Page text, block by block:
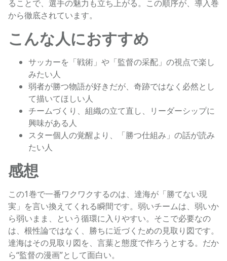
ることで、選手の魅力も立ち上がる。この順序が、導入巻
から徹底されています。
こんな人におすすめ
サッカーを「戦術」や「監督の采配」の視点で楽し
みたい人
弱者が勝つ物語が好きだが、奇跡ではなく必然とし
て描いてほしい人
チームづくり、組織の立て直し、リーダーシップに
興味がある人
スター個人の覚醒より、「勝つ仕組み」の話が読み
たい人
感想
この1巻で一番ワクワクするのは、達海が「勝てない現
実」を言い換えてくれる瞬間です。弱いチームは、弱いか
ら弱いまま、という循環に入りやすい。そこで必要なの
は、根性論ではなく、勝ちに近づくための見取り図です。
達海はその見取り図を、言葉と態度で作ろうとする。だか
ら“監督の漫画”として面白い。